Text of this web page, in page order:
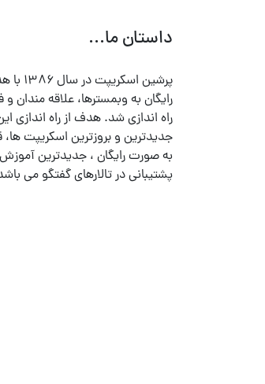
داستان ما...
پرشین
رایگان به وبمسترها، علاقه مندان
راه اندازی شد. هدف از راه اندازی
جدیدترین و بروزترین اسکریپت ها،
به صورت رایگان ، جدیدترین
پشتیبانی در تالارهای گفتگو می